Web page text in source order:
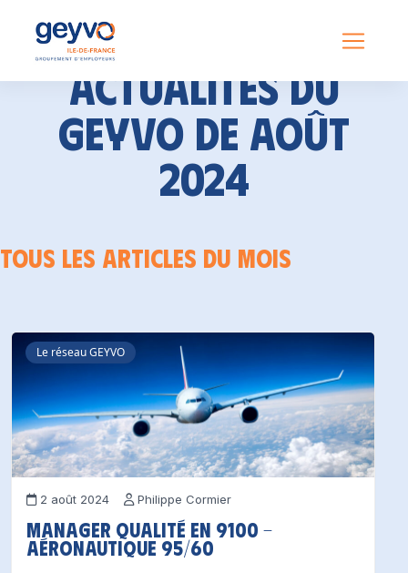
Actualités du
GEYVO de août
2024
Tous les articles du mois
Le réseau GEYVO
2 août 2024 Philippe Cormier
Manager qualité EN 9100 -
aéronautique 95/60